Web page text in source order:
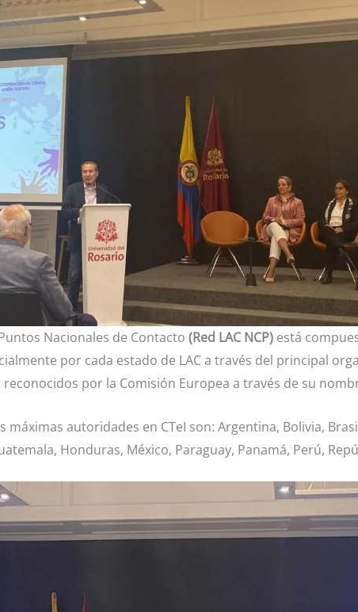
Nacionales de Contacto (Red LAC NCP)está
por cada estado de LAC a través del principal
por la Comisión Europea a través de su
autoridades en CTeI son: Argentina, Bolivia,
Honduras, México, Paraguay, Panamá, Perú,